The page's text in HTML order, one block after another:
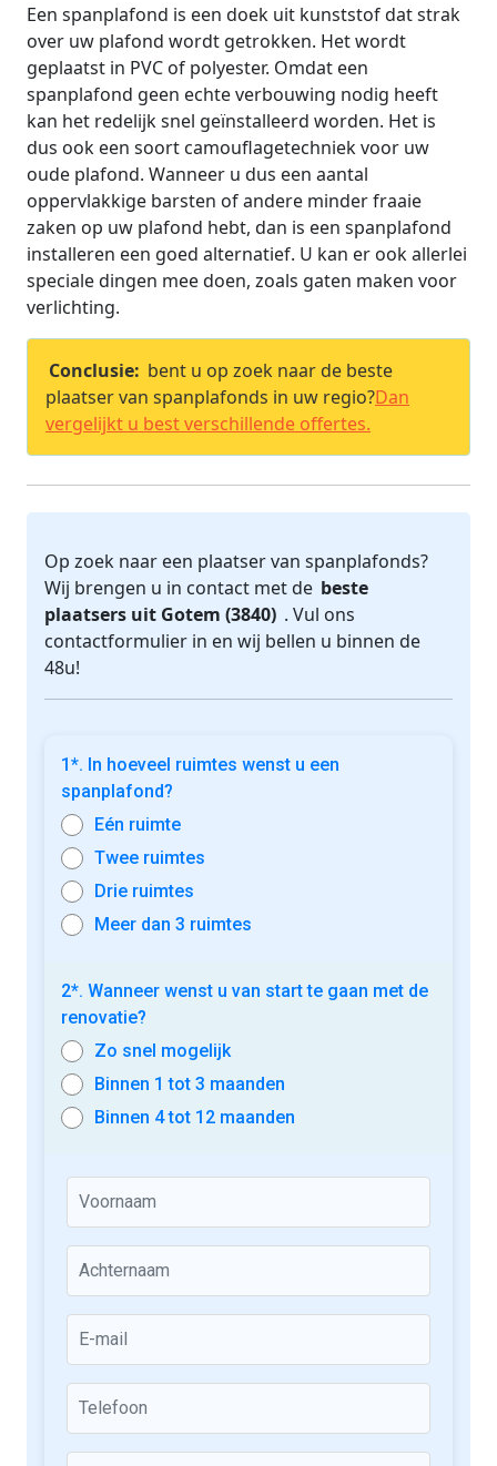
Een spanplafond is een doek uit kunststof dat strak
over uw plafond wordt getrokken. Het wordt
geplaatst in PVC of polyester. Omdat een
spanplafond geen echte verbouwing nodig heeft
kan het redelijk snel geïnstalleerd worden. Het is
dus ook een soort camouflagetechniek voor uw
oude plafond. Wanneer u dus een aantal
oppervlakkige barsten of andere minder fraaie
zaken op uw plafond hebt, dan is een spanplafond
installeren een goed alternatief. U kan er ook allerlei
speciale dingen mee doen, zoals gaten maken voor
verlichting.
Conclusie: bent u op zoek naar de beste
plaatser van spanplafonds in uw regio?Dan
vergelijkt u best verschillende offertes.
Op zoek naar een plaatser van spanplafonds?
Wij brengen u in contact met de beste
plaatsers uit Gotem (3840) . Vul ons
contactformulier in en wij bellen u binnen de
48u!
1*. In hoeveel ruimtes wenst u een
spanplafond?
Eén ruimte
Twee ruimtes
Drie ruimtes
Meer dan 3 ruimtes
2*. Wanneer wenst u van start te gaan met de
renovatie?
Zo snel mogelijk
Binnen 1 tot 3 maanden
Binnen 4 tot 12 maanden